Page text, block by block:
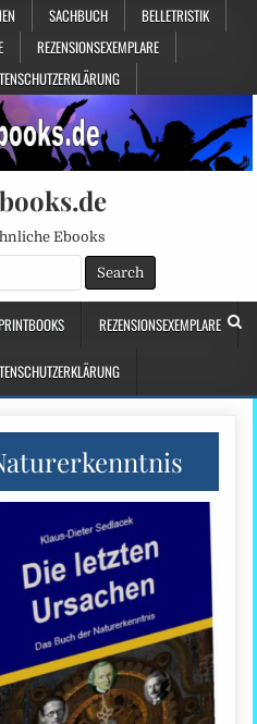
SACHBUCH
BELLETRISTIK
REZENSIONSEXEMPLARE
Ebooks
REZENSIONSEXEMPLARE